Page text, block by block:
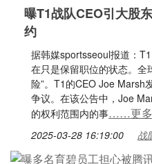
曝T1战队CEO引大股
约
据韩媒sportsseoul报道：
在只是保留职位的状态。全
险”。T1的CEO Joe Marsh
争议。在该公告中，Joe
的权利范围内的事……更多
2025-03-28 16:19:00 战